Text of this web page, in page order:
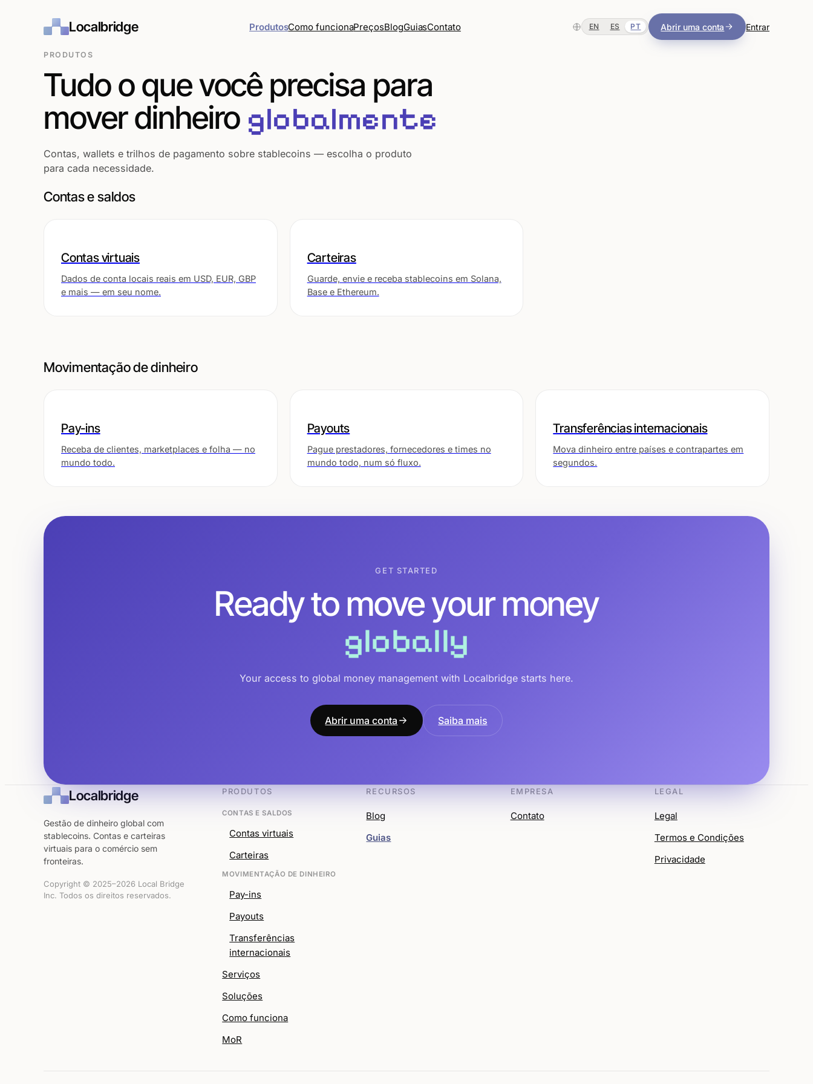
Localbridge ProdutosComo funcionaPreçosBlogGuiasContato EN ES PT Abrir uma conta Entrar
PRODUTOS
Tudo o que você precisa para
mover dinheiro globalmente
Contas, wallets e trilhos de pagamento sobre stablecoins — escolha o produto
para cada necessidade.
Contas e saldos
Contas virtuais
Dados de conta locais reais em USD, EUR, GBP
e mais — em seu nome.
Carteiras
Guarde, envie e receba stablecoins em Solana,
Base e Ethereum.
Movimentação de dinheiro
Pay-ins
Receba de clientes, marketplaces e folha — no
mundo todo.
Payouts
Pague prestadores, fornecedores e times no
mundo todo, num só fluxo.
Transferências internacionais
Mova dinheiro entre países e contrapartes em
segundos.
GET STARTED
Ready to move your money
globally
Your access to global money management with Localbridge starts here.
Abrir uma conta Saiba mais
Localbridge
Gestão de dinheiro global com
stablecoins. Contas e carteiras
virtuais para o comércio sem
fronteiras.
Copyright © 2025–2026 Local Bridge
Inc. Todos os direitos reservados.
PRODUTOS
CONTAS E SALDOS
Contas virtuais
Carteiras
MOVIMENTAÇÃO DE DINHEIRO
Pay-ins
Payouts
Transferências
internacionais
Serviços
Soluções
Como funciona
MoR
RECURSOS
Blog
Guias
EMPRESA
Contato
LEGAL
Legal
Termos e Condições
Privacidade